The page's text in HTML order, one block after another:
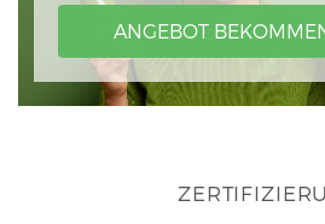
ANGEBOT